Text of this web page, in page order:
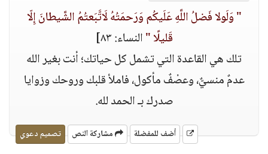
" وَلَولا فَضلُ اللَّهِ عَلَيكُم وَرَحمَتُهُ لَاتَّبَعتُمُ الشَّيطانَ إِلّا
قَليلًا "النساء: ٨٣]
تلك هي القاعدة التي تشمل كل حياتك؛ أنت بغير الله
عدمٌ منسيٌّ، وعصْفٌ مأكول، فاملأ قلبك وروحك وزوايا
صدرك بـ الحمد لله.
أضف للمفضلة مشاركة النص تصميم دعوي